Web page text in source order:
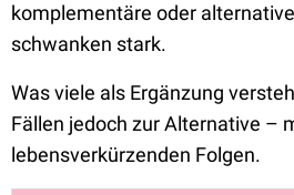
komplementäre oder
schwanken stark.
Was viele als Ergänzung
Fällen jedoch zur Alternative –
lebensverkürzenden Folgen.